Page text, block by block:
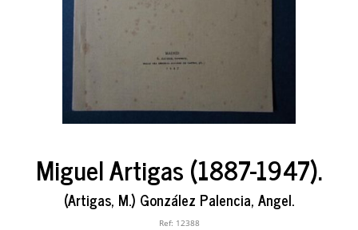
Miguel Artigas (1887-1947).
(Artigas, M.) González Palencia, Angel.
Ref: 12388